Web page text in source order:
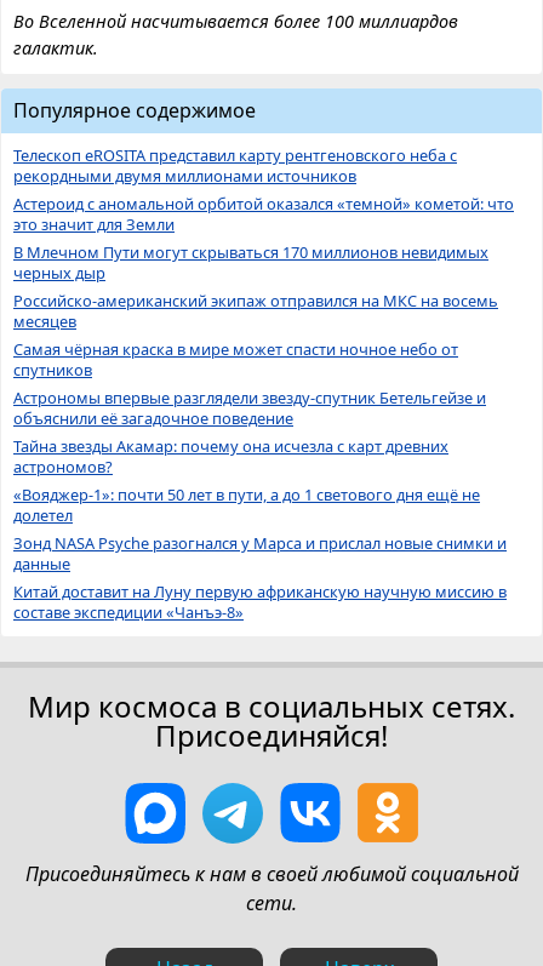
Во Вселенной насчитывается более 100 миллиардов
галактик.
Популярное содержимое
Телескоп eROSITA представил карту рентгеновского неба с
рекордными двумя миллионами источников
Астероид с аномальной орбитой оказался «темной» кометой: что
это значит для Земли
В Млечном Пути могут скрываться 170 миллионов невидимых
черных дыр
Российско-американский экипаж отправился на МКС на восемь
месяцев
Самая чёрная краска в мире может спасти ночное небо от
спутников
Астрономы впервые разглядели звезду-спутник Бетельгейзе и
объяснили её загадочное поведение
Тайна звезды Акамар: почему она исчезла с карт древних
астрономов?
«Вояджер-1»: почти 50 лет в пути, а до 1 светового дня ещё не
долетел
Зонд NASA Psyche разогнался у Марса и прислал новые снимки и
данные
Китай доставит на Луну первую африканскую научную миссию в
составе экспедиции «Чанъэ-8»
Мир космоса в социальных сетях.
Присоединяйся!
Присоединяйтесь к нам в своей любимой социальной
сети.